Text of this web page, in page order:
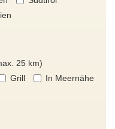
25 km)
Grill
In Meernähe